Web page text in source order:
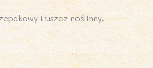
tłuszcz roślinny,